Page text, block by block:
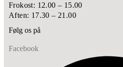
Frokost: 12.00 – 15.00
Aften: 17.30 – 21.00
Følg os på
Facebook